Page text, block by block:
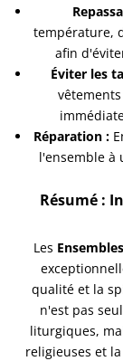
température,
afin
Éviter les
Réparation :
l'ensemble à
Résumé :
Les
qualité et la
n'est pas
liturgiques,
religieuses et